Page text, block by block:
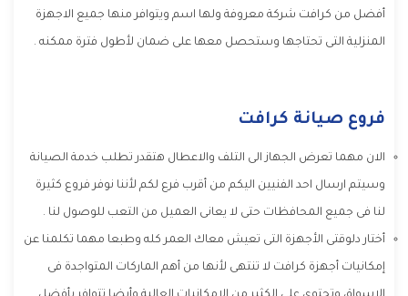
أفضل من كرافت شركة معروفة ولها اسم ويتوافر منها جميع الاجهزة
المنزلية التى تحتاجها وستحصل معها على ضمان لأطول فترة ممكنه .
فروع صيانة كرافت
الان مهما تعرض الجهاز الى التلف والاعطال هتقدر تطلب خدمة الصيانة
وسيتم ارسال احد الفنيين اليكم من أقرب فرع لكم لأننا نوفر فروع كثيرة
لنا فى جميع المحافظات حتى لا يعانى العميل من التعب للوصول لنا .
أختار دلوقتى الأجهزة التى تعيش معاك العمر كله وطبعا مهما تكلمنا عن
إمكانيات أجهزة كرافت لا تنتهى لأنها من أهم الماركات المتواجدة فى